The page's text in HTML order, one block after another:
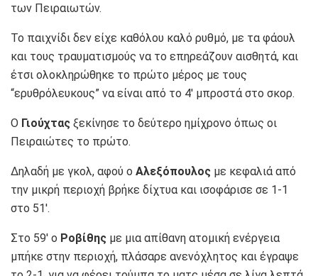
των Πειραιωτών.
Το παιχνίδι δεν είχε καθόλου καλό ρυθμό, με τα φάουλ
και τους τραυματισμούς να το επηρεάζουν αισθητά, και
έτσι ολοκληρώθηκε το πρώτο μέρος με τους
“ερυθρόλευκους” να είναι από το 4′ μπροστά στο σκορ.
Ο Γιούχτας ξεκίνησε το δεύτερο ημίχρονο όπως οι
Πειραιώτες το πρώτο.
Δηλαδή με γκολ, αφού ο Αλεξόπουλος με κεφαλιά από
την μικρή περιοχή βρήκε δίχτυα και ισοφάρισε σε 1-1
στο 51′.
Στο 59′ ο Ροβίθης με μια απίθανη ατομική ενέργεια
μπήκε στην περιοχή, πλάσαρε ανενόχλητος και έγραψε